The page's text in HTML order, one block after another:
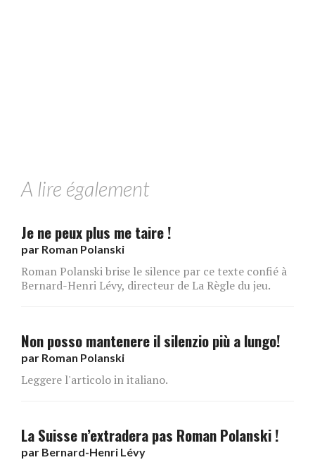
A lire également
Je ne peux plus me taire !
par Roman Polanski
Roman Polanski brise le silence par ce texte confié à
Bernard-Henri Lévy, directeur de La Règle du jeu.
Non posso mantenere il silenzio più a lungo!
par Roman Polanski
Leggere l'articolo in italiano.
La Suisse n’extradera pas Roman Polanski !
par Bernard-Henri Lévy